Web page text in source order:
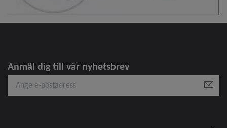
Anmäl dig till vår nyhetsbrev